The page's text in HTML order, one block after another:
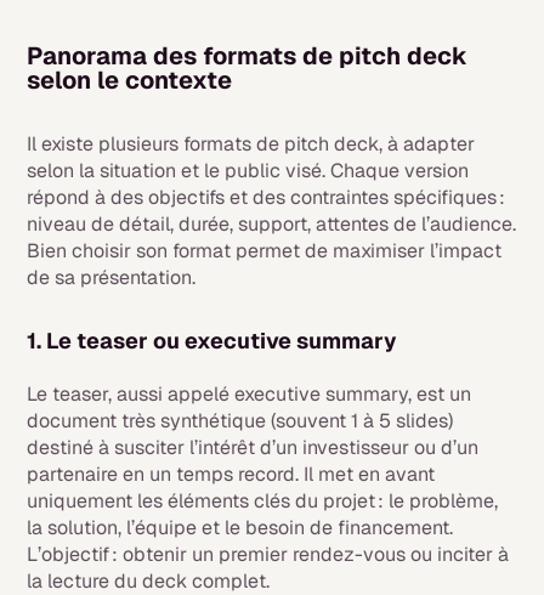
Panorama des formats de pitch deck
selon le contexte
Il existe plusieurs formats de pitch deck, à adapter
selon la situation et le public visé. Chaque version
répond à des objectifs et des contraintes spécifiques :
niveau de détail, durée, support, attentes de l’audience.
Bien choisir son format permet de maximiser l’impact
de sa présentation.
1. Le teaser ou executive summary
Le teaser, aussi appelé executive summary, est un
document très synthétique (souvent 1 à 5 slides)
destiné à susciter l’intérêt d’un investisseur ou d’un
partenaire en un temps record. Il met en avant
uniquement les éléments clés du projet : le problème,
la solution, l’équipe et le besoin de financement.
L’objectif : obtenir un premier rendez-vous ou inciter à
la lecture du deck complet.